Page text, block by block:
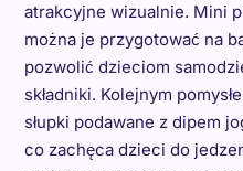
atrakcyjne wizualnie. Mini
można je przygotować na
pozwolić dzieciom
składniki. Kolejnym
słupki podawane z dipem
co zachęca dzieci do